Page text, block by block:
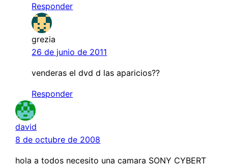
Responder
grezia
26 de junio de 2011
venderas el dvd d las aparicios??
Responder
david
8 de octubre de 2008
hola a todos necesito una camara SONY CYBERT